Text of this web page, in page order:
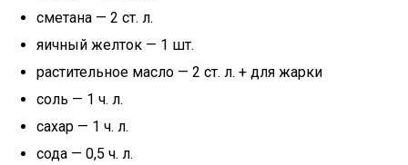
сметана — 2 ст. л.
яичный желток — 1 шт.
растительное масло — 2 ст. л. + для жарки
соль — 1 ч. л.
сахар — 1 ч. л.
сода — 0,5 ч. л.